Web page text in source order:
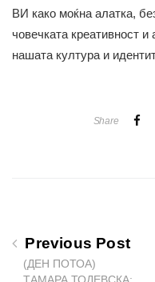
ВИ како моќна алатка,
човечката креативност и
нашата култура и
Share
Previous Post
(ДЕН ПОТОА)